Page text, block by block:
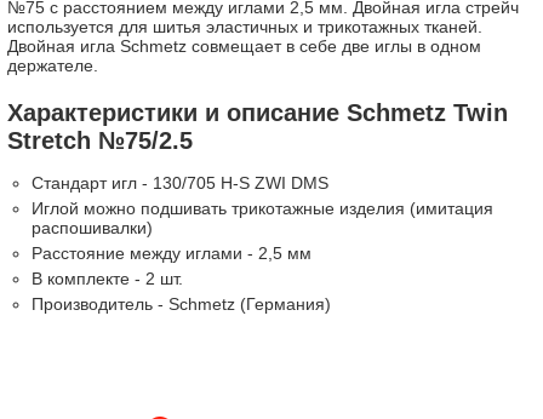
№75 с расстоянием между иглами 2,5 мм. Двойная игла стрейч
используется для шитья эластичных и трикотажных тканей.
Двойная игла Schmetz совмещает в себе две иглы в одном
держателе.
Характеристики и описание Schmetz Twin
Stretch №75/2.5
Стандарт игл - 130/705 H-S ZWI DMS
Иглой можно подшивать трикотажные изделия (имитация
распошивалки)
Расстояние между иглами - 2,5 мм
В комплекте - 2 шт.
Производитель - Schmetz (Германия)